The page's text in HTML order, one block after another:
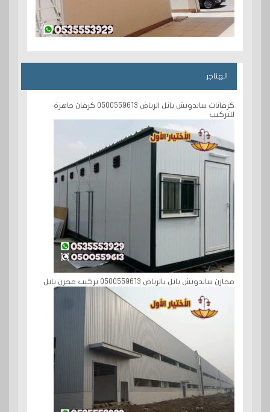
الهناجر
كرفانات ساندوتش بانل الرياض 0500559613 كرفان جاهزة
للتركيب
مخازن ساندوتش بانل بالرياض 0500559613 تركيب مخزن بانل